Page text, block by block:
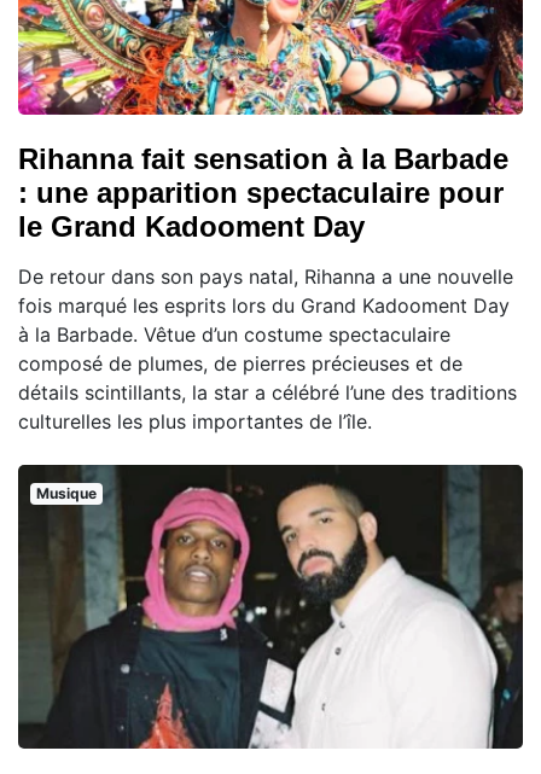
Rihanna fait sensation à la Barbade
: une apparition spectaculaire pour
le Grand Kadooment Day
De retour dans son pays natal, Rihanna a une nouvelle
fois marqué les esprits lors du Grand Kadooment Day
à la Barbade. Vêtue d’un costume spectaculaire
composé de plumes, de pierres précieuses et de
détails scintillants, la star a célébré l’une des traditions
culturelles les plus importantes de l’île.
Musique